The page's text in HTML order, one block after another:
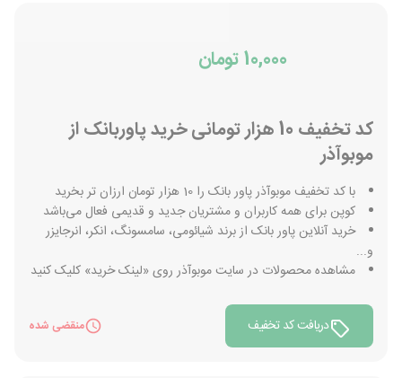
10,000 تومان
کد تخفیف 10 هزار تومانی خرید پاوربانک از
موبوآذر
با کد تخفیف موبوآذر پاور بانک را 10 هزار تومان ارزان تر بخرید
کوپن برای همه کاربران و مشتریان جدید و قدیمی فعال می‌باشد
خرید آنلاین پاور بانک از برند شیائومی، سامسونگ، انکر، انرجایزر
و...
مشاهده محصولات در سایت موبوآذر روی «لینک خرید» کلیک کنید
دریافت کد تخفیف منقضی شده